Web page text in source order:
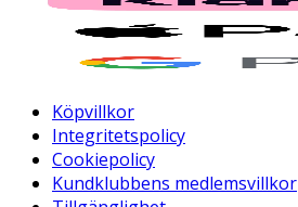
Köpvillkor
Integritetspolicy
Cookiepolicy
Kundklubbens medlemsvillkor